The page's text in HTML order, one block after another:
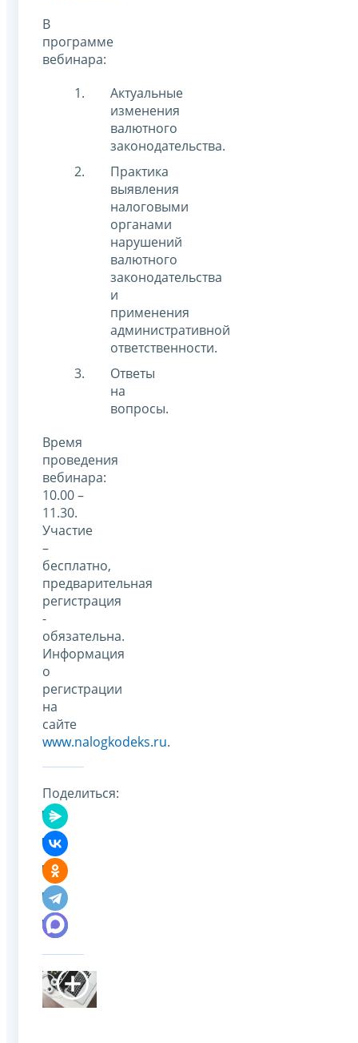
В
программе
вебинара:
Актуальные
изменения
валютного
законодательства.
Практика
выявления
налоговыми
органами
нарушений
валютного
законодательства
и
применения
административной
ответственности.
Ответы
на
вопросы.
Время
проведения
вебинара:
10.00 –
11.30.
Участие
–
бесплатно,
предварительная
регистрация
-
обязательна.
Информация
о
регистрации
на
сайте
www.nalogkodeks.ru.
Поделиться: